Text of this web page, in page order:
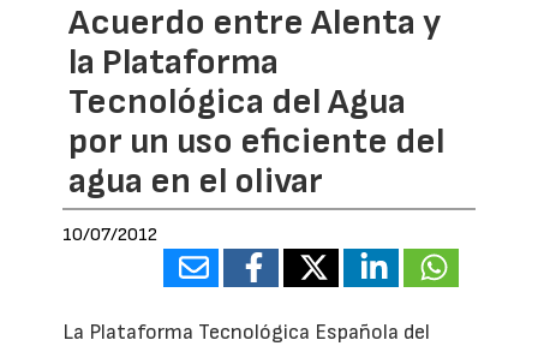
Acuerdo entre Alenta y
la Plataforma
Tecnológica del Agua
por un uso eficiente del
agua en el olivar
10/07/2012
La Plataforma Tecnológica Española del